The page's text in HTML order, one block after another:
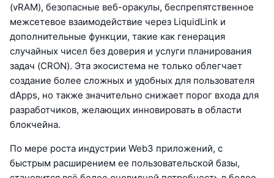
(vRAM), безопасные веб-оракулы, беспрепятственное
межсетевое взаимодействие через LiquidLink и
дополнительные функции, такие как генерация
случайных чисел без доверия и услуги планирования
задач (CRON). Эта экосистема не только облегчает
создание более сложных и удобных для пользователя
dApps, но также значительно снижает порог входа для
разработчиков, желающих инновировать в области
блокчейна.
По мере роста индустрии Web3 приложений, с
быстрым расширением ее пользовательской базы,